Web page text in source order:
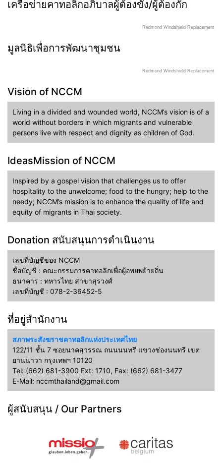
เครือข่ายคาทอลิกอภิบาลผู้ต้องขัง/ผู้ต้องกัก
Redmond Windshield Replacement
มูลนิธิเพื่อการพัฒนาชุมชน
Redmond Windshield Replacement
Vision of NCCM
Living in a divided and wounded world, NCCM’s vision is of a
world without borders in which migrants and vulnerable
persons live with respect and dignity as children of God.
IdeasMission of NCCM
Inspired by a gospel vision that challenges us to offer
hospitality to the unwelcome; food to the hungry; help to the
needy; NCCM’s mission is to enhance the quality of life and
equity of migrants in Thai society.
Donation สนับสนุนการดำเนินงาน
เลขที่บัญชีของ NCCM
ชื่อบัญชี : คณะกรรมการคาทอลิกเพื่อผู้อพยพย้ายถิ่น
ธนาคาร : ทหารไทย สาขาสุรวงศ์
เลขที่บัญชี : 078-2-36452-5
ที่อยู่สำนักงาน
สภาพระสังฆราชคาทอลิกแห่งประเทศไทย
122/11 ชั้น 7 ซอยนาคสุวรรณ ถนนนนทรี แขวงช่องนนทรี เขต
ยานนาวา กรุงเทพฯ 10120
Tel: (662) 681-3900 Ext: 1710, Fax: (662) 681-3477
E-Mail: nccmthailand@gmail.com
ผู้สนับสนุน / Our Partners